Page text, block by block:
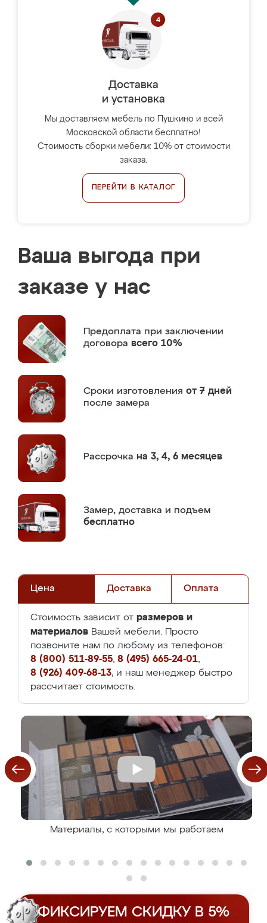
Доставка
и установка
Мы доставляем мебель по Пушкино и всей
Московской области бесплатно!
Стоимость сборки мебели: 10% от стоимости
заказа.
ПЕРЕЙТИ В КАТАЛОГ
Ваша выгода при
заказе у нас
Предоплата при заключении
договора всего 10%
Сроки изготовления от 7 дней
после замера
Рассрочка на 3, 4, 6 месяцев
Замер, доставка и подъем
бесплатно
Цена Доставка Оплата
Стоимость зависит от размеров и
материалов Вашей мебели. Просто
позвоните нам по любому из телефонов:
8 (800) 511-89-55, 8 (495) 665-24-01,
8 (926) 409-68-13, и наш менеджер быстро
рассчитает стоимость.
Материалы, с которыми мы работаем
ФИКСИРУЕМ СКИДКУ В 5%